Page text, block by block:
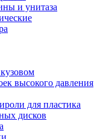
и унитаза
высокого давления
для пластика
дисков